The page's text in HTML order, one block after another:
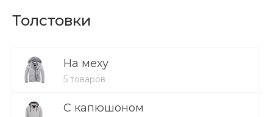
Толстовки
На меху
5 товаров
С капюшоном